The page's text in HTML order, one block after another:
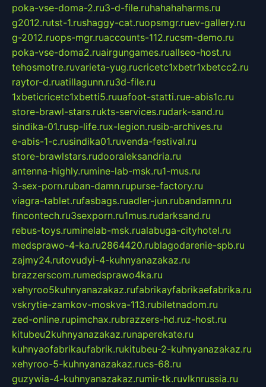
poka-vse-doma-2.ru3-d-file.ruhahahaharms.ru
g2012.rutst-1.rushaggy-cat.ruopsmgr.ruev-gallery.ru
g-2012.ruops-mgr.ruaccounts-112.rucsm-demo.ru
poka-vse-doma2.ruairgungames.ruallseo-host.ru
tehosmotre.ruvarieta-yug.rucricetc1xbetr1xbetcc2.ru
raytor-d.ruatillagunn.ru3d-file.ru
1xbeticricetc1xbetti5.ruuafoot-statti.rue-abis1c.ru
store-brawl-stars.rukts-services.rudark-sand.ru
sindika-01.rusp-life.rux-legion.rusib-archives.ru
e-abis-1-c.rusindika01.ruvenda-festival.ru
store-brawlstars.rudooraleksandria.ru
antenna-highly.rumine-lab-msk.ru1-mus.ru
3-sex-porn.ruban-damn.rupurse-factory.ru
viagra-tablet.rufasbags.ruadler-jun.rubandamn.ru
fincontech.ru3sexporn.ru1mus.rudarksand.ru
rebus-toys.ruminelab-msk.rualabuga-cityhotel.ru
medsprawo-4-ka.ru2864420.rublagodarenie-spb.ru
zajmy24.rutovudyi-4-kuhnyanazakaz.ru
brazzerscom.rumedsprawo4ka.ru
xehyroo5kuhnyanazakaz.rufabrikayfabrikaefabrika.ru
vskrytie-zamkov-moskva-113.rubiletnadom.ru
zed-online.rupimchax.rubrazzers-hd.ruz-host.ru
kitubeu2kuhnyanazakaz.runaperekate.ru
kuhnyaofabrikaufabrik.rukitubeu-2-kuhnyanazakaz.ru
xehyroo-5-kuhnyanazakaz.rucs-68.ru
guzywia-4-kuhnyanazakaz.rumir-tk.ruvlknrussia.ru